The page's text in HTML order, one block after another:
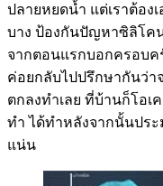
ปลายหยดน้ำ แต่เราต้อง
บาง ป้องกันปัญหาซิลิโค
จากตอนแรกบอกครอบ
ค่อยกลับไปปรึกษากันว่
ตกลงทำเลย ที่บ้านก็โอเ
ทำ ได้ทำหลังจากนั้นปร
แน่น